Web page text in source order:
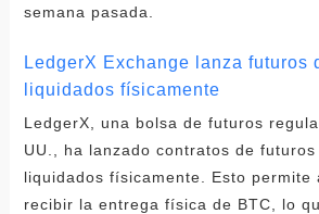
semana pasada.
LedgerX Exchange lanza futuros
liquidados físicamente
LedgerX, una bolsa de futuros
UU., ha lanzado contratos de
liquidados físicamente. Esto permite
recibir la entrega física de BTC, lo